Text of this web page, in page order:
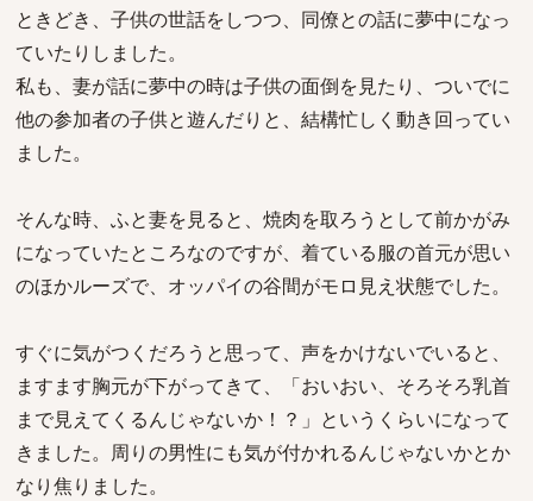
ときどき、子供の世話をしつつ、同僚との話に夢中になっ
ていたりしました。
私も、妻が話に夢中の時は子供の面倒を見たり、ついでに
他の参加者の子供と遊んだりと、結構忙しく動き回ってい
ました。
そんな時、ふと妻を見ると、焼肉を取ろうとして前かがみ
になっていたところなのですが、着ている服の首元が思い
のほかルーズで、オッパイの谷間がモロ見え状態でした。
すぐに気がつくだろうと思って、声をかけないでいると、
ますます胸元が下がってきて、「おいおい、そろそろ乳首
まで見えてくるんじゃないか！？」というくらいになって
きました。周りの男性にも気が付かれるんじゃないかとか
なり焦りました。